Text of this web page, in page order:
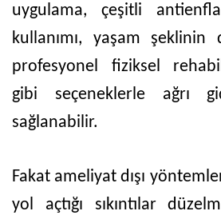
uygulama, çeşitli
kullanımı, yaşam şeklinin
profesyonel fiziksel
gibi seçeneklerle ağrı
sağlanabilir.
Fakat ameliyat dışı
yol açtığı sıkıntılar